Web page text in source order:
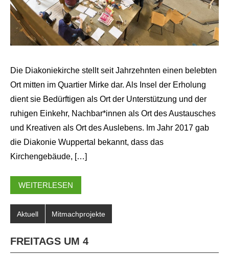
Die Diakoniekirche stellt seit Jahrzehnten einen belebten
Ort mitten im Quartier Mirke dar. Als Insel der Erholung
dient sie Bedürftigen als Ort der Unterstützung und der
ruhigen Einkehr, Nachbar*innen als Ort des Austausches
und Kreativen als Ort des Auslebens. Im Jahr 2017 gab
die Diakonie Wuppertal bekannt, dass das
Kirchengebäude, […]
WEITERLESEN
Aktuell Mitmachprojekte
FREITAGS UM 4